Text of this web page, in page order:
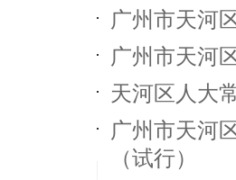
广州市天河
广州市天河
天河区人大
广州市天河
（试行）